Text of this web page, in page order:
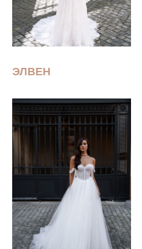
ЭЛВЕН